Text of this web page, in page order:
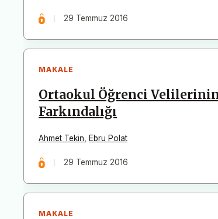
29 Temmuz 2016
MAKALE
Ortaokul Öğrenci
Farkındalığı
Ahmet Tekin Ebru Polat
29 Temmuz 2016
MAKALE